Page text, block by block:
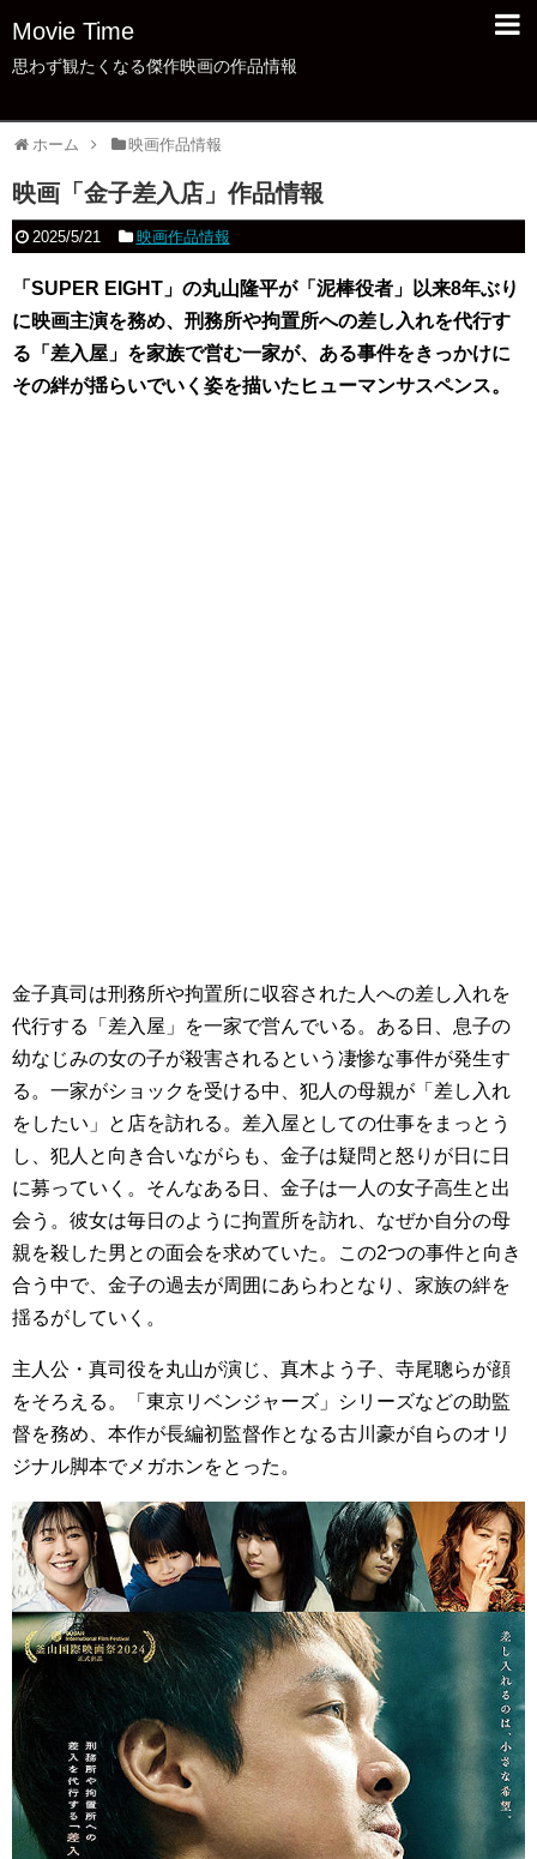
Movie Time
思わず観たくなる傑作映画の作品情報
ホーム 映画作品情報
映画「金子差入店」作品情報
2025/5/21 映画作品情報
「SUPER EIGHT」の丸山隆平が「泥棒役者」以来8年ぶり
に映画主演を務め、刑務所や拘置所への差し入れを代行す
る「差入屋」を家族で営む一家が、ある事件をきっかけに
その絆が揺らいでいく姿を描いたヒューマンサスペンス。
金子真司は刑務所や拘置所に収容された人への差し入れを
代行する「差入屋」を一家で営んでいる。ある日、息子の
幼なじみの女の子が殺害されるという凄惨な事件が発生す
る。一家がショックを受ける中、犯人の母親が「差し入れ
をしたい」と店を訪れる。差入屋としての仕事をまっとう
し、犯人と向き合いながらも、金子は疑問と怒りが日に日
に募っていく。そんなある日、金子は一人の女子高生と出
会う。彼女は毎日のように拘置所を訪れ、なぜか自分の母
親を殺した男との面会を求めていた。この2つの事件と向き
合う中で、金子の過去が周囲にあらわとなり、家族の絆を
揺るがしていく。
主人公・真司役を丸山が演じ、真木よう子、寺尾聰らが顔
をそろえる。「東京リベンジャーズ」シリーズなどの助監
督を務め、本作が長編初監督作となる古川豪が自らのオリ
ジナル脚本でメガホンをとった。